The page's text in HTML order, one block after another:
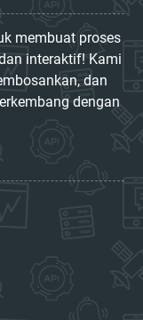
membuat proses
interaktif! Kami
dan
dengan